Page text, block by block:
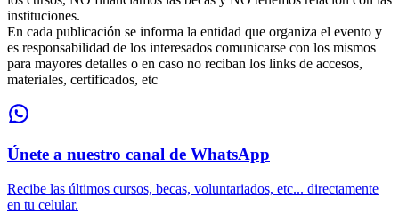
instituciones.
En cada publicación se informa la entidad que organiza el evento y
es responsabilidad de los interesados comunicarse con los mismos
para mayores detalles o en caso no reciban los links de accesos,
materiales, certificados, etc
Únete a nuestro canal de WhatsApp
Recibe las últimos cursos, becas, voluntariados, etc... directamente
en tu celular.